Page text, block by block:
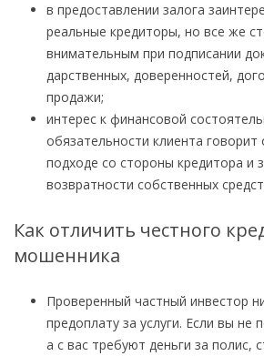
в предоставлении залога
реальные кредиторы, но все же
внимательным при подписании
дарственных, доверенностей,
продажи;
интерес к финансовой
обязательности клиента
подходе со стороны кредитора и
возвратности собственных
Как отличить честного
мошенника
Проверенный частный инвестор
предоплату за услуги. Если вы не
а с вас требуют деньги за полис,